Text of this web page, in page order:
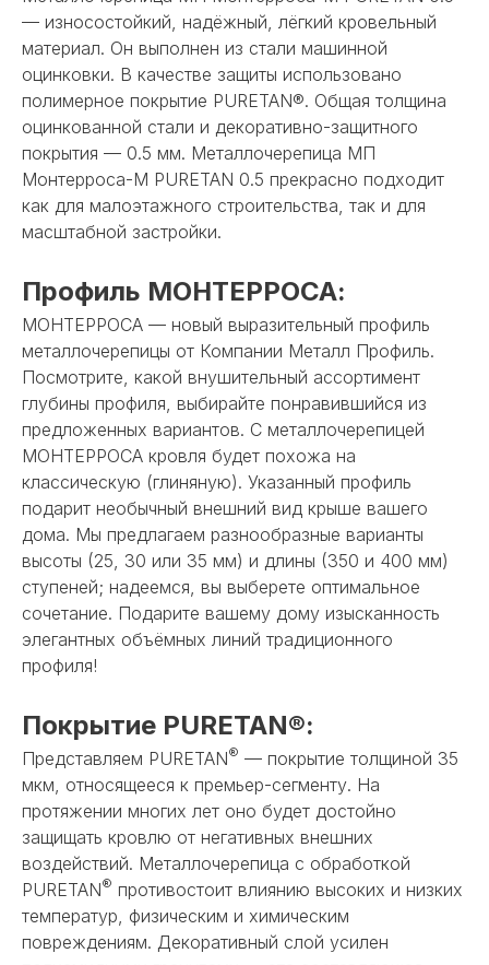
— износостойкий, надёжный, лёгкий кровельный
материал. Он выполнен из стали машинной
оцинковки. В качестве защиты использовано
полимерное покрытие PURETAN®. Общая толщина
оцинкованной стали и декоративно-защитного
покрытия — 0.5 мм. Металлочерепица МП
Монтерроса-M PURETAN 0.5 прекрасно подходит
как для малоэтажного строительства, так и для
масштабной застройки.
Профиль МОНТЕРРОСА:
МОНТЕРРОСА — новый выразительный профиль
металлочерепицы от Компании Металл Профиль.
Посмотрите, какой внушительный ассортимент
глубины профиля, выбирайте понравившийся из
предложенных вариантов. С металлочерепицей
МОНТЕРРОСА кровля будет похожа на
классическую (глиняную). Указанный профиль
подарит необычный внешний вид крыше вашего
дома. Мы предлагаем разнообразные варианты
высоты (25, 30 или 35 мм) и длины (350 и 400 мм)
ступеней; надеемся, вы выберете оптимальное
сочетание. Подарите вашему дому изысканность
элегантных объёмных линий традиционного
профиля!
Покрытие PURETAN®:
Представляем PURETAN® — покрытие толщиной 35
мкм, относящееся к премьер-сегменту. На
протяжении многих лет оно будет достойно
защищать кровлю от негативных внешних
воздействий. Металлочерепица с обработкой
PURETAN® противостоит влиянию высоких и низких
температур, физическим и химическим
повреждениям. Декоративный слой усилен